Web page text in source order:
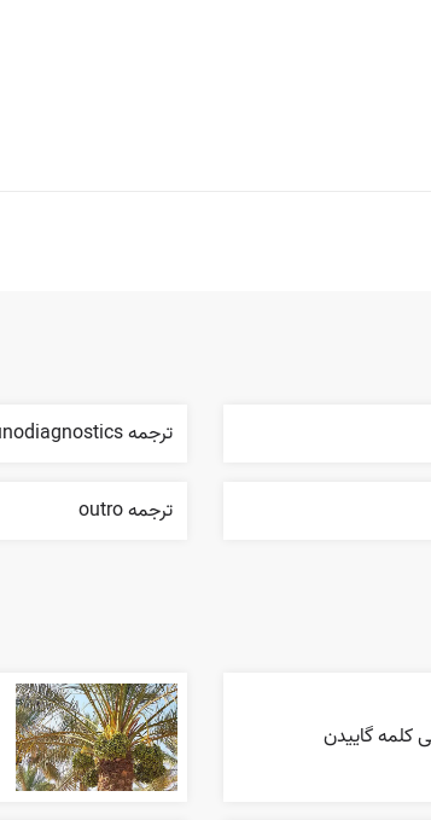
ترجمه immunodiagnostics
ترجمه outro
کلمه گاییدن